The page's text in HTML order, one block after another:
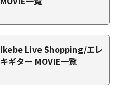
Ikebe Live Shopping/エレ
キギター MOVIE一覧